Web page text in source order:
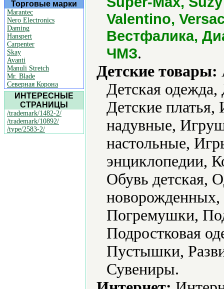
Торговые марки
Marantec
Nero Electronics
Daming
Hanspert
Carpenter
Skay
Avanti
Manuli Stretch
Mr. Blade
Северная Корона
ИНТЕРЕСНЫЕ
СТРАНИЦЫ
/trademark/1482-2/
/trademark/10892/
/type/2583-2/
Valentino,
Вестфалика,
ЧМЗ.
Детские товары:
Детская
Детские
надувные,
настольные,
энциклопедии,
Обувь детская,
Погремушки,
Подростковая
Пустышки,
Сувениры.